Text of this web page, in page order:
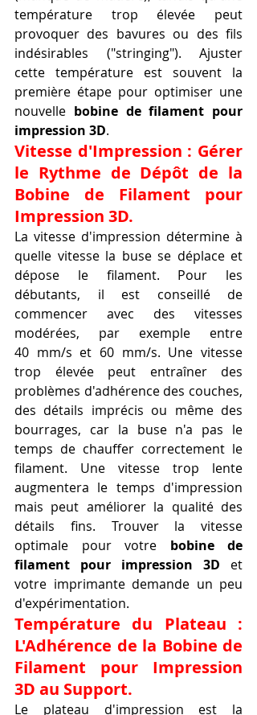
température trop élevée peut
provoquer des bavures ou des fils
indésirables ("stringing"). Ajuster
cette température est souvent la
première étape pour optimiser une
nouvelle bobine de filament pour
impression 3D.
Vitesse d'Impression : Gérer
le Rythme de Dépôt de la
Bobine de Filament pour
Impression 3D.
La vitesse d'impression détermine à
quelle vitesse la buse se déplace et
dépose le filament. Pour les
débutants, il est conseillé de
commencer avec des vitesses
modérées, par exemple entre
40 mm/s et 60 mm/s. Une vitesse
trop élevée peut entraîner des
problèmes d'adhérence des couches,
des détails imprécis ou même des
bourrages, car la buse n'a pas le
temps de chauffer correctement le
filament. Une vitesse trop lente
augmentera le temps d'impression
mais peut améliorer la qualité des
détails fins. Trouver la vitesse
optimale pour votre bobine de
filament pour impression 3D et
votre imprimante demande un peu
d'expérimentation.
Température du Plateau :
L'Adhérence de la Bobine de
Filament pour Impression
3D au Support.
Le plateau d'impression est la